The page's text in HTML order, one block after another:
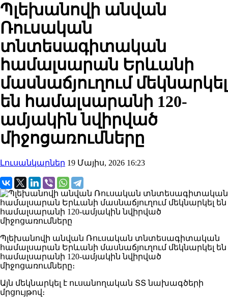
Պլեխանովի անվան
Ռուսական
տնտեսագիտական ​​
համալսարան Երևանի
մասնաճյուղում մեկնարկել
են համալսարանի 120-
ամյակին նվիրված
միջոցառումները
Լուսանկարներ 19 Մայիս, 2026 16:23
Պլեխանովի անվան Ռուսական տնտեսագիտական ​​
համալսարան Երևանի մասնաճյուղում մեկնարկել են
համալսարանի 120-ամյակին նվիրված
միջոցառումները։
Այն մեկնարկել է ուսանողական ՏՏ նախագծերի
մրցույթով։